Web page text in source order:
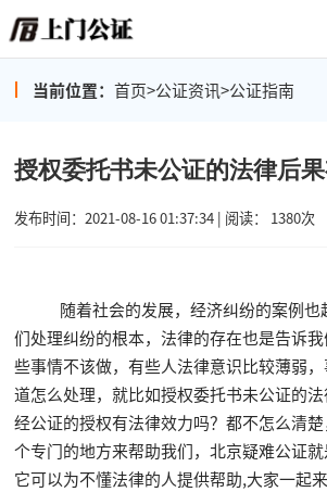
当前位置： 首页>公证资讯>公证指南
授权委托书未公证的法律后
发布时间：2021-08-16 01:37:34 | 阅读： 1380次
随着社会的发展，经济纠纷的案例也
们处理纠纷的根本，法律的存在也是告诉
些事情不该做，有些人法律意识比较薄弱
道怎么处理，就比如授权委托书未公证的
经公证的授权有法律效力吗？都不怎么清
个专门的地方来帮助我们，北京疑难公证就
它可以为不懂法律的人提供帮助,大家一起来